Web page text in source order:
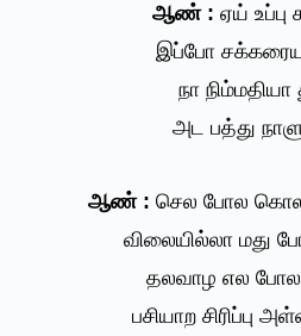
ஆண் : ஏய் உப்பு
இப்போ
நா நிம்மதியா
அட பத்து
ஆண் : செல போல
விலையில்லா மது
தலவாழ எல
பசியாற சிரிப்பு